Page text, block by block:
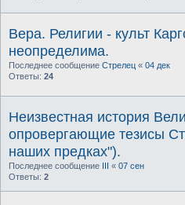
Вера. Религии - культ
неопределима.
Последнее сообщение Стрелец « 04 дек
Ответы: 24
Неизвестная история
опровергающие тезисы
наших предках").
Последнее сообщение « 07 сен
Ответы: 2